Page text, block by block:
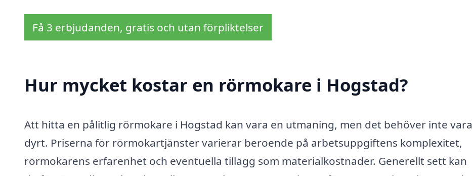
Få 3 erbjudanden, gratis och utan förpliktelser
Hur mycket kostar en rörmokare i Hogstad?
Att hitta en pålitlig rörmokare i Hogstad kan vara en utmaning, men det behöver inte vara
dyrt. Priserna för rörmokartjänster varierar beroende på arbetsuppgiftens komplexitet,
rörmokarens erfarenhet och eventuella tillägg som materialkostnader. Generellt sett kan